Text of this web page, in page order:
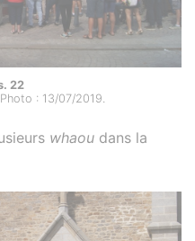
22
: 13/07/2019.
whaou dans la